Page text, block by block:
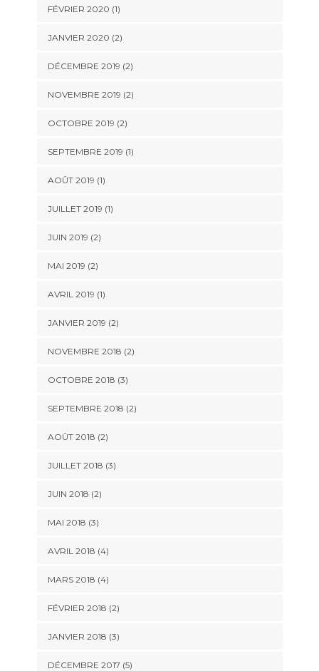
FÉVRIER 2020 (1)
JANVIER 2020 (2)
DÉCEMBRE 2019 (2)
NOVEMBRE 2019 (2)
OCTOBRE 2019 (2)
SEPTEMBRE 2019 (1)
AOÛT 2019 (1)
JUILLET 2019 (1)
JUIN 2019 (2)
MAI 2019 (2)
AVRIL 2019 (1)
JANVIER 2019 (2)
NOVEMBRE 2018 (2)
OCTOBRE 2018 (3)
SEPTEMBRE 2018 (2)
AOÛT 2018 (2)
JUILLET 2018 (3)
JUIN 2018 (2)
MAI 2018 (3)
AVRIL 2018 (4)
MARS 2018 (4)
FÉVRIER 2018 (2)
JANVIER 2018 (3)
DÉCEMBRE 2017 (5)